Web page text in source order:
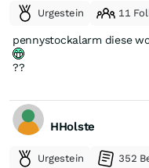
Urgestein 11
pennystockalarm diese
??
HHolste
Urgestein 352